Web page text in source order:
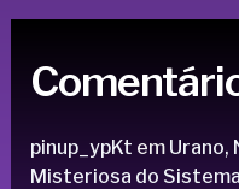
pinup_ypKt em Urano,
Misteriosa do